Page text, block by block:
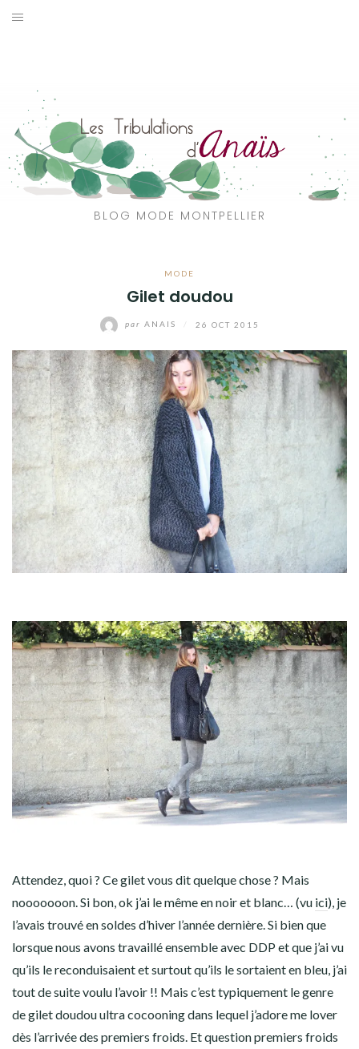
Aller
BLOG MODE MONTPELLIER
MODE
Gilet doudou
par ANAIS 26 OCT 2015
Attendez, quoi ? Ce gilet vous dit quelque chose ? Mais
nooooooon. Si bon, ok j’ai le même en noir et blanc… (vu ici), je
l’avais trouvé en soldes d’hiver l’année dernière. Si bien que
lorsque nous avons travaillé ensemble avec DDP et que j’ai vu
qu’ils le reconduisaient et surtout qu’ils le sortaient en bleu, j’ai
tout de suite voulu l’avoir !! Mais c’est typiquement le genre
de gilet doudou ultra cocooning dans lequel j’adore me lover
dès l’arrivée des premiers froids. Et question premiers froids
CATÉGORIES
VOYAGE
MON DRESSING